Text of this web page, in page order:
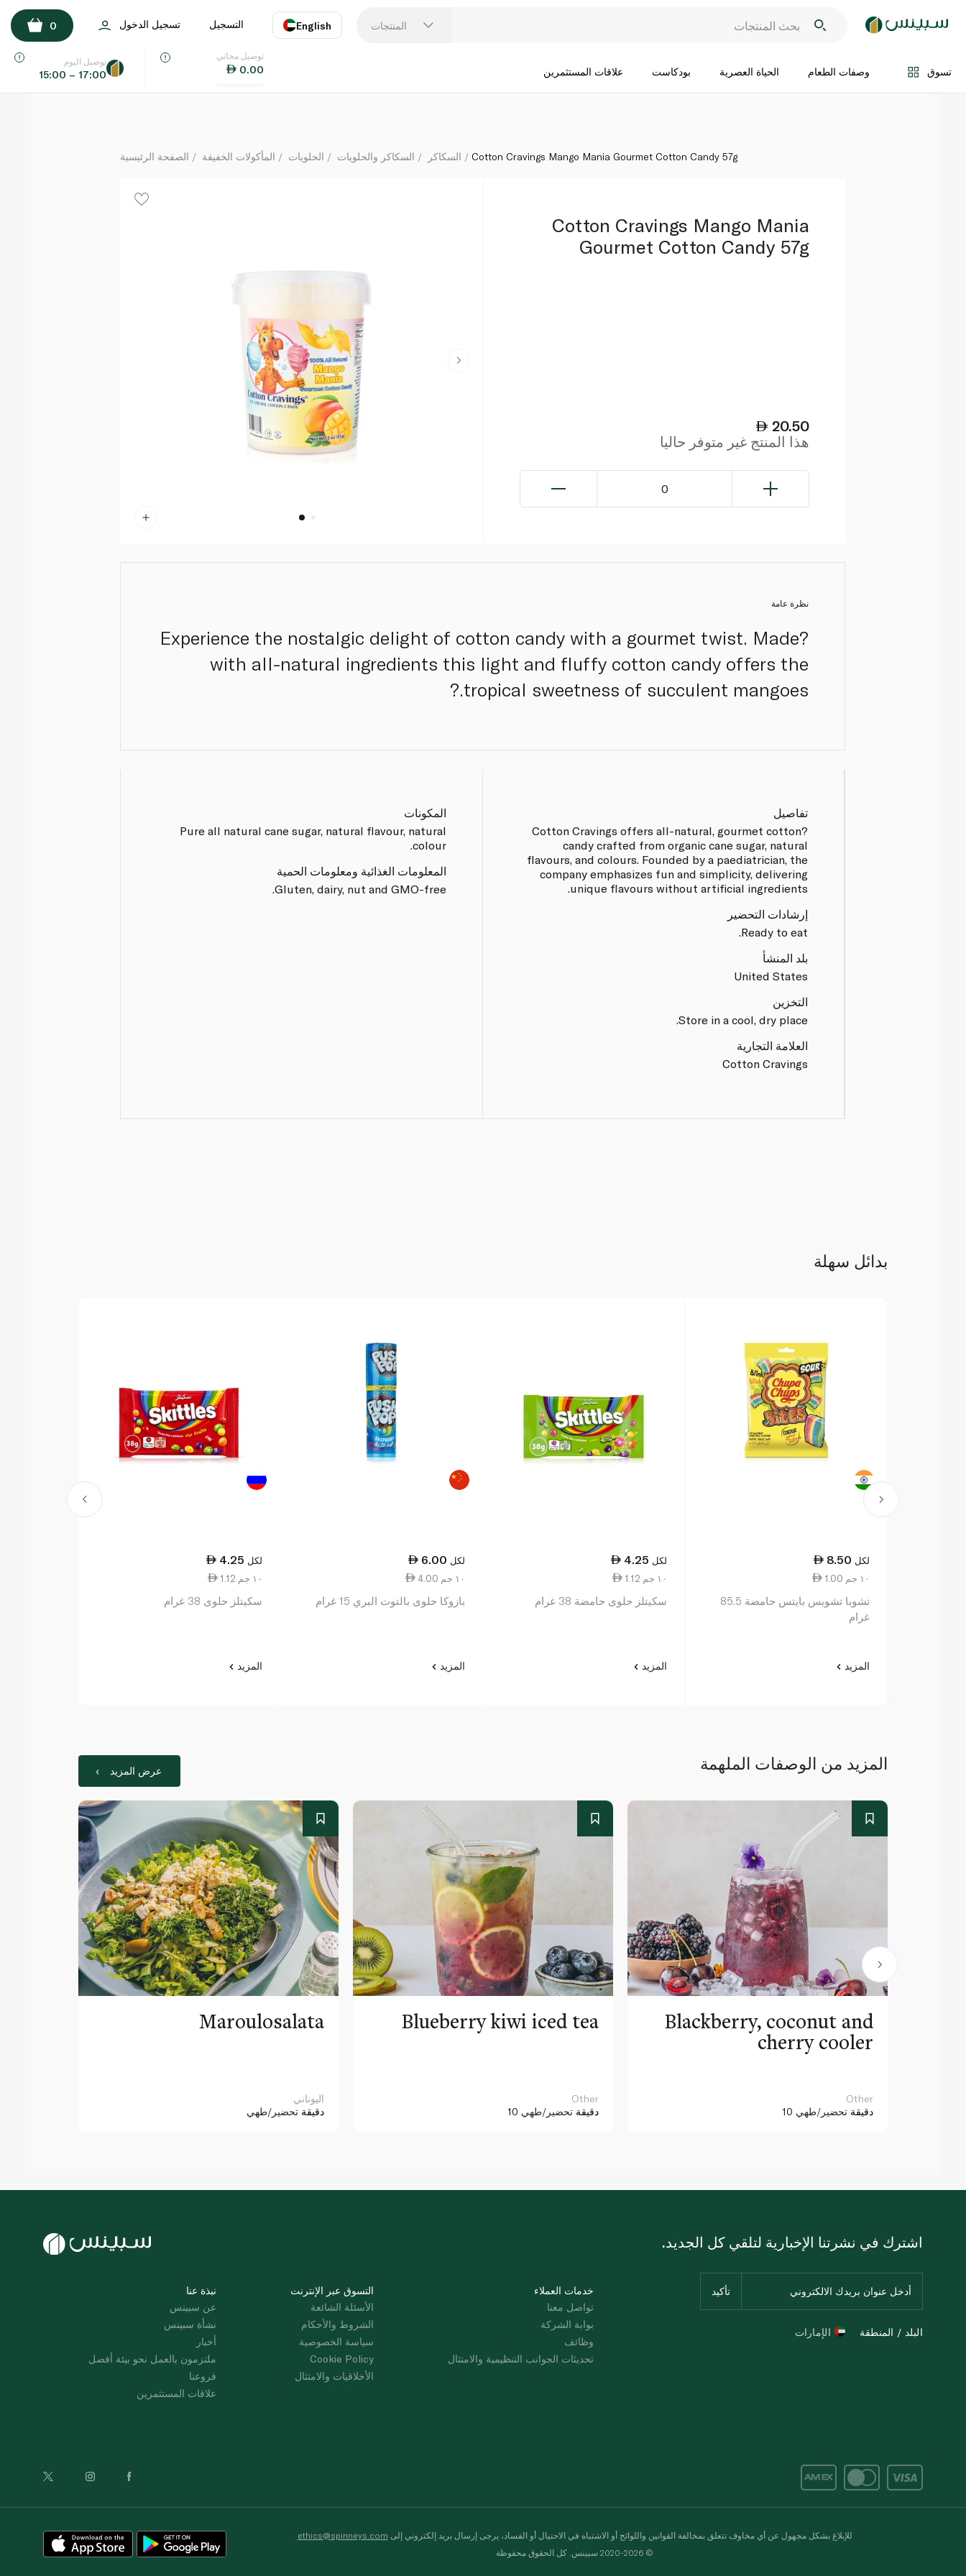
المنتجات English
اللغة
التسجيل تسجيل الدخول 0
تسوق وصفات الطعام الحياة العصرية بودكاست علاقات المستثمرين
توصيل مجاني
0.00
توصيل اليوم
15:00 – 17:00
Cotton Cravings Mango Mania Gourmet Cotton Candy 57g
اضف الى السلة
الصفحة الرئيسية المأكولات الخفيفة الحلويات السكاكر والحلويات السكاكر Cotton Cravings Mango Mania Gourmet Cotton Candy 57g
Cotton Cravings Mango Mania
Gourmet Cotton Candy 57g
20.50
هذا المنتج غير متوفر حاليا
0
نظرة عامة
?Experience the nostalgic delight of cotton candy with a gourmet twist. Made
with all-natural ingredients this light and fluffy cotton candy offers the
tropical sweetness of succulent mangoes.?
تفاصيل
?Cotton Cravings offers all-natural, gourmet cotton
candy crafted from organic cane sugar, natural
flavours, and colours. Founded by a paediatrician, the
company emphasizes fun and simplicity, delivering
unique flavours without artificial ingredients.
إرشادات التحضير
Ready to eat.
بلد المنشأ
United States
التخزين
Store in a cool, dry place.
العلامة التجارية
Cotton Cravings
المكونات
Pure all natural cane sugar, natural flavour, natural
colour.
المعلومات الغذائية ومعلومات الحمية
Gluten, dairy, nut and GMO-free.
بدائل سهلة
8.50 لكل
1.00 ١٠ جم
تشوبا تشوبس بايتس حامضة 85.5
غرام
المزيد
4.25 لكل
1.12 ١٠ جم
سكيتلز حلوى حامضة 38 غرام
المزيد
6.00 لكل
4.00 ١٠ جم
بازوكا حلوى بالتوت البري 15 غرام
المزيد
4.25 لكل
1.12 ١٠ جم
سكيتلز حلوى 38 غرام
المزيد
المزيد من الوصفات الملهمة عرض المزيد
Maroulosalata
اليوناني
دقيقة تحضير/طهي
Blueberry kiwi iced tea
Other
10 دقيقة تحضير/طهي
Blackberry, coconut and
cherry cooler
Other
10 دقيقة تحضير/طهي
نبذة عنا
عن سبينس
نشأة سبينس
أخبار
ملتزمون بالعمل نحو بيئة أفضل
فروعنا
علاقات المستثمرين
التسوق عبر الإنترنت
الأسئلة الشائعة
الشروط والأحكام
سياسة الخصوصية
Cookie Policy
الأخلاقيات والامتثال
خدمات العملاء
تواصل معنا
بوابة الشركة
وظائف
تحديثات الجوانب التنظيمية والامتثال
اشترك في نشرتنا الإخبارية لتلقي كل الجديد.
البلد / المنطقة الإمارات
للإبلاغ بشكل مجهول عن أي مخاوف تتعلق بمخالفة القوانين واللوائح أو الاشتباه في الاحتيال أو الفساد، يرجى إرسال بريد إلكتروني إلى ethics@spinneys.com
© 2020-2026 سبينس. كل الحقوق محفوظة